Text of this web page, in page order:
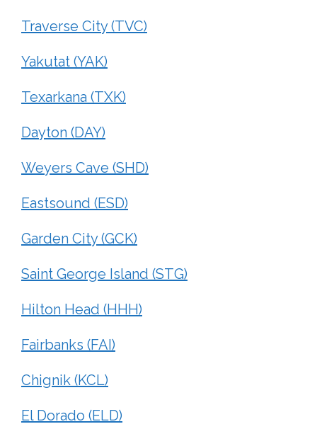
Traverse City (TVC)
Yakutat (YAK)
Texarkana (TXK)
Dayton (DAY)
Weyers Cave (SHD)
Eastsound (ESD)
Garden City (GCK)
Saint George Island (STG)
Hilton Head (HHH)
Fairbanks (FAI)
Chignik (KCL)
El Dorado (ELD)